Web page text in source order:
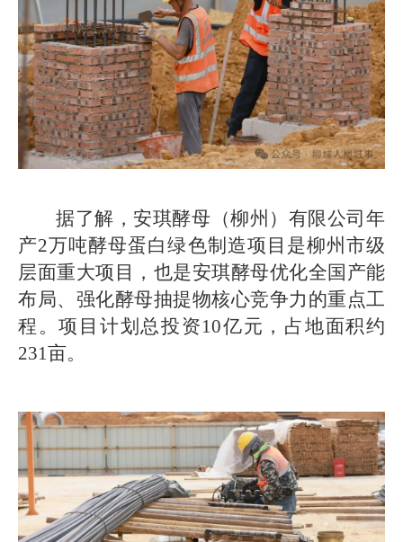
据了解，安琪酵母（柳州）有限公司年
产2万吨酵母蛋白绿色制造项目是柳州市级
层面重大项目，也是安琪酵母优化全国产能
布局、强化酵母抽提物核心竞争力的重点工
程。项目计划总投资10亿元，占地面积约
231亩。